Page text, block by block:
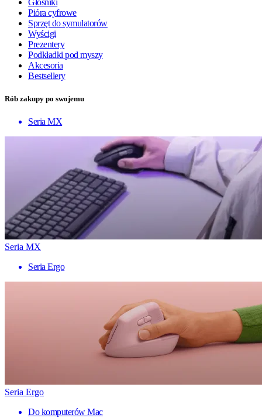
Pióra cyfrowe
Sprzęt do symulatorów
Wyścigi
Prezentery
Podkładki pod myszy
Akcesoria
Bestsellery
Rób zakupy po swojemu
Seria MX
Seria MX
Seria Ergo
Seria Ergo
Do komputerów Mac